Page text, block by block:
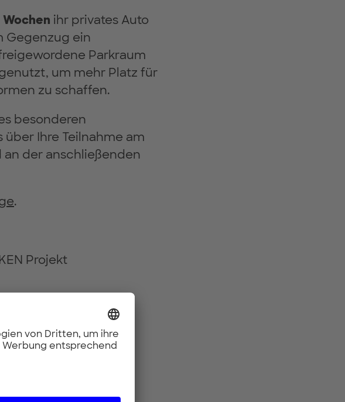
Wochen ihr privates Auto
Gegenzug ein
Parkraum
um mehr Platz für
zu schaffen.
besonderen
Ihre Teilnahme am
der anschließenden
.
Projekt
Projekt